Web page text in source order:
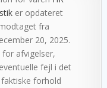
er opdateret
fra
20, 2025.
afvigelser,
fejl i det
forhold